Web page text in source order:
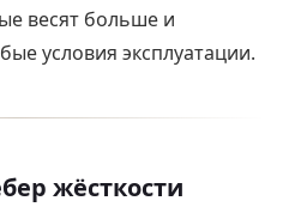
весят больше и
условия эксплуатации.
жёсткости